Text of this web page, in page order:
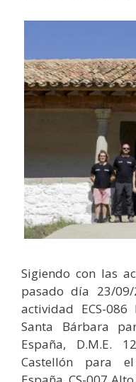
Sigiendo con las
pasado día 23/
actividad ECS-
Santa Bárbara
España, D.M.E.
Castellón para